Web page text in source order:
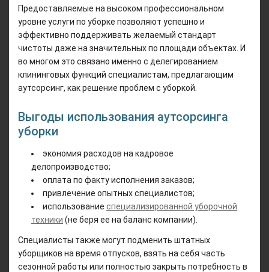
Предоставляемые на высоком профессиональном
уровне услуги по уборке позволяют успешно и
эффективно поддерживать желаемый стандарт
чистоты даже на значительных по площади объектах. И
во многом это связано именно с делегированием
клининговых функций специалистам, предлагающим
аутсорсинг, как решение проблем с уборкой.
Выгоды использования аутсорсинга
уборки
экономия расходов на кадровое
делопроизводство;
оплата по факту исполнения заказов;
привлечение опытных специалистов;
использование специализированной уборочной
техники (не беря ее на баланс компании).
Специалисты также могут подменить штатных
уборщиков на время отпусков, взять на себя часть
сезонной работы или полностью закрыть потребность в